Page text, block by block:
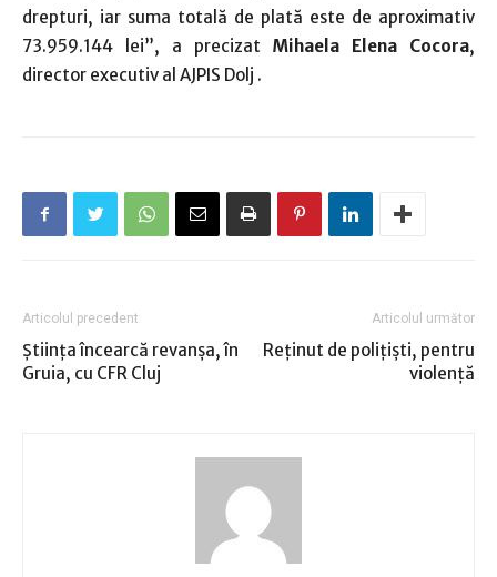
drepturi, iar suma totală de plată este de aproximativ
73.959.144 lei”, a precizat Mihaela Elena Cocora,
director executiv al AJPIS Dolj .
Articolul precedent
Ştiinţa încearcă revanşa, în
Gruia, cu CFR Cluj
Articolul următor
Reţinut de poliţişti, pentru
violenţă